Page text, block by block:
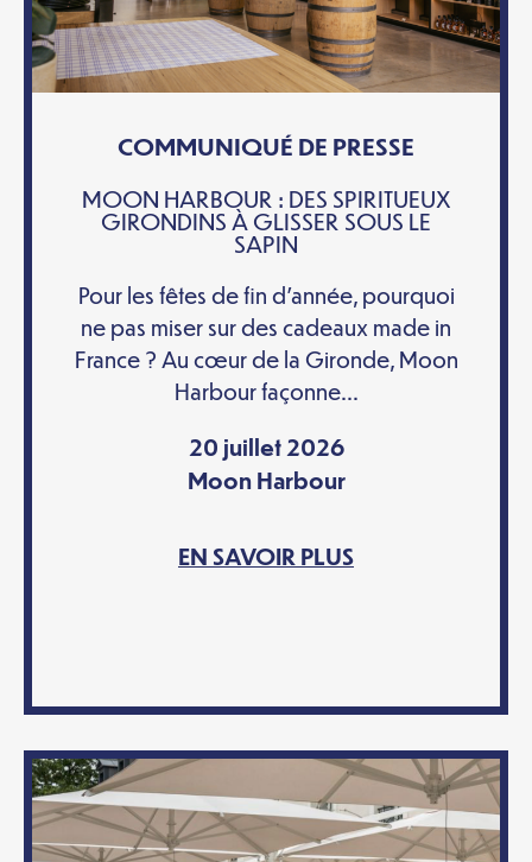
COMMUNIQUÉ DE PRESSE
MOON HARBOUR : DES SPIRITUEUX
GIRONDINS À GLISSER SOUS LE
SAPIN
Pour les fêtes de fin d’année, pourquoi
ne pas miser sur des cadeaux made in
France ? Au cœur de la Gironde, Moon
Harbour façonne...
20 juillet 2026
Moon Harbour
EN SAVOIR PLUS